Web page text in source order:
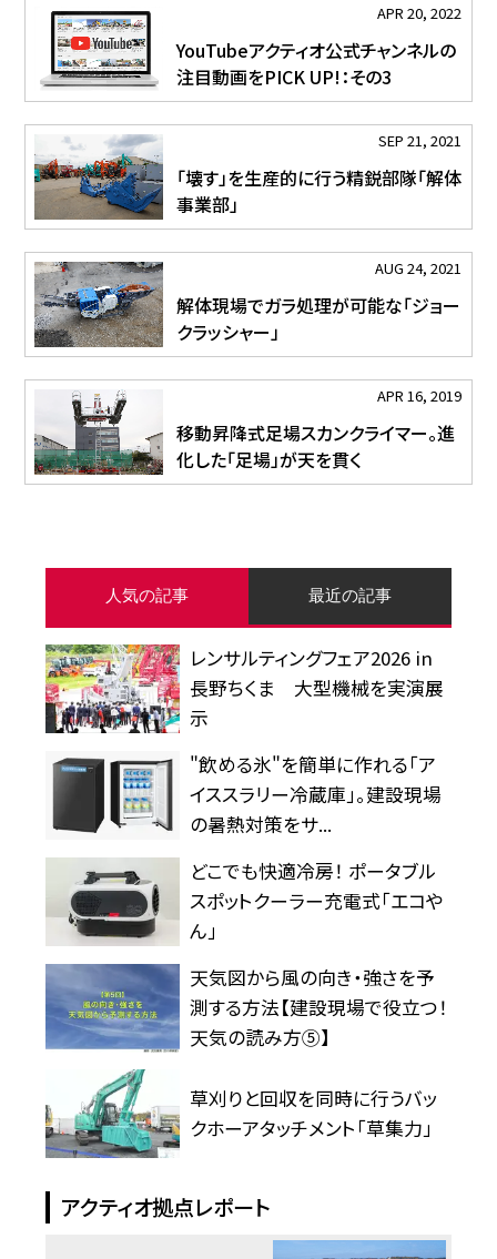
APR 20, 2022
YouTubeアクティオ公式チャンネルの
注目動画をPICK UP!：その3
SEP 21, 2021
「壊す」を生産的に行う精鋭部隊「解体
事業部」
AUG 24, 2021
解体現場でガラ処理が可能な「ジョー
クラッシャー」
APR 16, 2019
移動昇降式足場スカンクライマー。進
化した「足場」が天を貫く
人気の記事 最近の記事
レンサルティングフェア2026 in
長野ちくま 大型機械を実演展
示
"飲める氷"を簡単に作れる「ア
イススラリー冷蔵庫」。建設現場
の暑熱対策をサ...
どこでも快適冷房！ ポータブル
スポットクーラー充電式「エコや
ん」
天気図から風の向き・強さを予
測する方法【建設現場で役立つ！
天気の読み方⑤】
草刈りと回収を同時に行うバッ
クホーアタッチメント「草集力」
アクティオ拠点レポート